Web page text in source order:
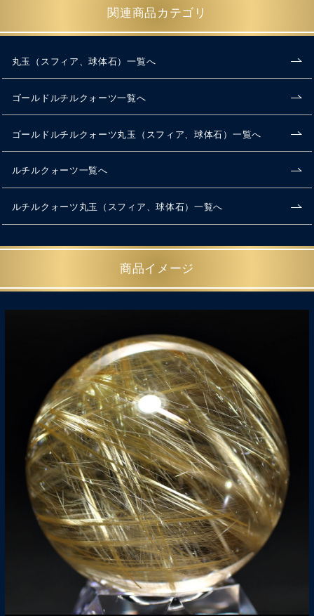
関連商品カテゴリ
丸玉（スフィア、球体石）一覧へ
ゴールドルチルクォーツ一覧へ
ゴールドルチルクォーツ丸玉（スフィア、球体石）一覧へ
ルチルクォーツ一覧へ
ルチルクォーツ丸玉（スフィア、球体石）一覧へ
商品イメージ